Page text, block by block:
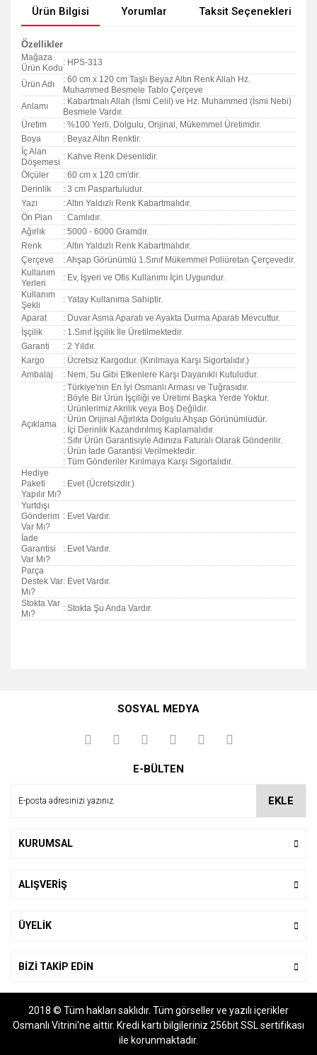
Ürün Bilgisi Yorumlar Taksit Seçenekleri
Özellikler
Mağaza
Ürün Kodu
: HPS-313
Ürün Adı
: 60 cm x 120 cm Taşlı Beyaz Altın Renk Allah Hz.
Muhammed Besmele Tablo Çerçeve
Anlamı
: Kabartmalı Allah (İsmi Celil) ve Hz. Muhammed (İsmi Nebi)
Besmele Vardır.
Üretim
: %100 Yerli, Dolgulu, Orijinal, Mükemmel Üretimdir.
Boya
: Beyaz Altın Renktir.
İç Alan
Döşemesi
: Kahve Renk Desenlidir.
Ölçüler
: 60 cm x 120 cm'dir.
Derinlik
: 3 cm Paspartuludur.
Yazı
: Altın Yaldızlı Renk Kabartmalıdır.
Ön Plan
: Camlıdır.
Ağırlık
: 5000 - 6000 Gramdır.
Renk
: Altın Yaldızlı Renk Kabartmalıdır.
Çerçeve
: Ahşap Görünümlü 1.Sınıf Mükemmel Poliüretan Çerçevedir.
Kullanım
Yerleri
: Ev, İşyeri ve Ofis Kullanımı İçin Uygundur.
Kullanım
Şekli
: Yatay Kullanıma Sahiptir.
Aparat
: Duvar Asma Aparatı ve Ayakta Durma Aparatı Mevcuttur.
İşçilik
: 1.Sınıf İşçilik İle Üretilmektedir.
Garanti
: 2 Yıldır.
Kargo
: Ücretsiz Kargodur. (Kırılmaya Karşı Sigortalıdır.)
Ambalaj
: Nem, Su Gibi Etkenlere Karşı Dayanıklı Kutuludur.
Açıklama
: Türkiye'nin En İyi Osmanlı Arması ve Tuğrasıdır.
: Böyle Bir Ürün İşçiliği ve Üretimi Başka Yerde Yoktur.
: Ürünlerimiz Akrilik veya Boş Değildir.
: Ürün Orijinal Ağırlıkta Dolgulu Ahşap Görünümlüdür.
: İçi Derinlik Kazandırılmış Kaplamalıdır.
: Sıfır Ürün Garantisiyle Adınıza Faturalı Olarak Gönderilir.
: Ürün İade Garantisi Verilmektedir.
: Tüm Gönderiler Kırılmaya Karşı Sigortalıdır.
Hediye
Paketi
Yapılır Mı?
: Evet (Ücretsizdir.)
Yurtdışı
Gönderim
Var Mı?
: Evet Vardır.
İade
Garantisi
Var Mı?
: Evet Vardır.
Parça
Destek Var
Mı?
: Evet Vardır.
Stokta Var
Mı?
: Stokta Şu Anda Vardır.
kullanarak tarafımıza iletebilirsiniz.
Görüş ve önerileriniz için teşekkür ederiz.
Ürün açıklamasında eksik bilgiler bulunuyor.
SOSYAL MEDYA
E-BÜLTEN
EKLE
KURUMSAL
ALIŞVERİŞ
ÜYELİK
BİZİ TAKİP EDİN
2018 © Tüm hakları saklıdır. Tüm görseller ve yazılı içerikler
Osmanlı Vitrini'ne aittir. Kredi kartı bilgileriniz 256bit SSL sertifikası
ile korunmaktadır.